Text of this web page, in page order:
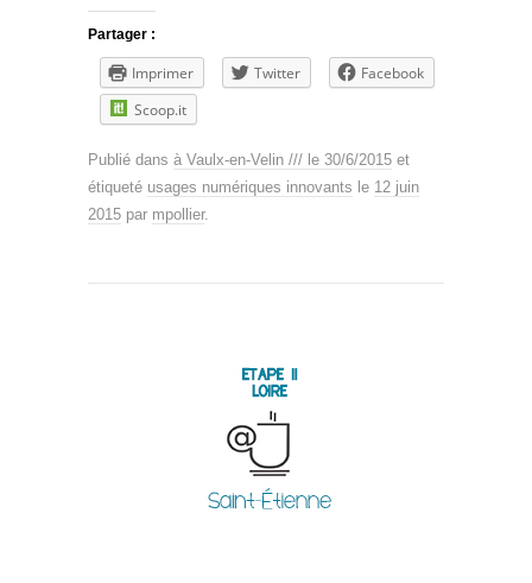
Partager :
Imprimer Twitter
Facebook
Scoop.it
Publié dans à Vaulx-en-Velin /// le 30/6/2015 et
étiqueté usages numériques innovants le 12 juin
2015 par mpollier.